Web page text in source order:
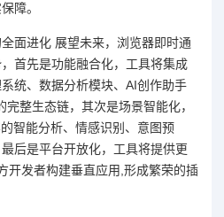
障。
面进化 展望未来，浏览器即时通
首先是功能融合化，工具将集成
统、数据分析模块、AI创作助手
整生态链，其次是场景智能化，
智能分析、情感识别、意图预
后是平台开放化，工具将提供更
开发者构建垂直应用,形成繁荣的插